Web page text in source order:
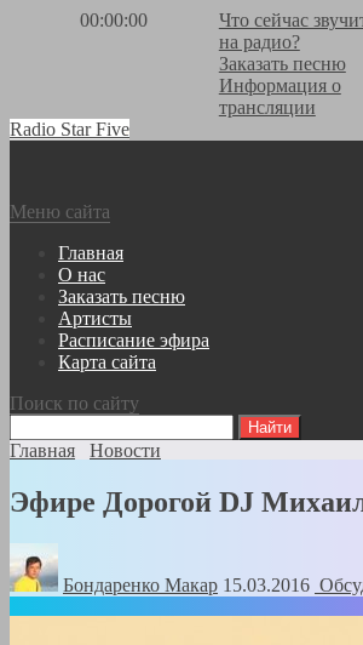
00:00:00
Что сейчас
на радио?
Заказать песню
Информация о
трансляции
Radio Star Five
Меню сайта
Главная
О нас
Заказать песню
Артисты
Расписание эфира
Карта сайта
Поиск по сайту
Главная Новости
Эфире Дорогой DJ
Бондаренко Mакар 15.03.2016